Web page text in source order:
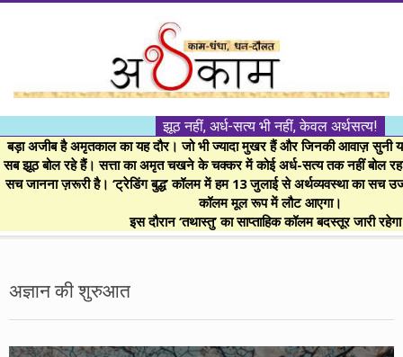
।।
अर्थकाम।।
BE
FINANCIALLY
CLEVER!
झूठ नहीं, अर्ध-सत्य भी नहीं, केवल अर्थसत्य!
बड़ा अजीब है अमृतकाल का यह दौर। जो भी ज्यादा मुखर हैं और जिनकी आवाज़ सुनी
सब झूठ बोल रहे हैं। सत्ता का अमृत चखने के चक्कर में कोई अर्ध-सत्य तक नहीं बोल
सच जानना ज़रूरी है। ‘ट्रेडिंग बुद्ध’ कॉलम में हम 13 जुलाई से अर्थव्यवस्था का सच
कॉलम मूल रूप में लौट आएगा।
इस दौरान ‘तथास्तु’ का साप्ताहिक कॉलम बदस्तूर जारी
Menu
अज्ञान की शुरुआत